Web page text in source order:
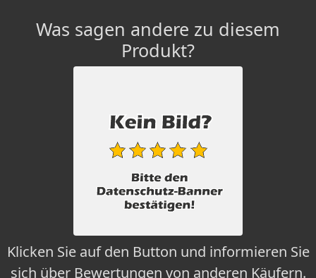
Was sagen andere zu diesem
Produkt?
Klicken Sie auf den Button und informieren Sie
sich über Bewertungen von anderen Käufern.